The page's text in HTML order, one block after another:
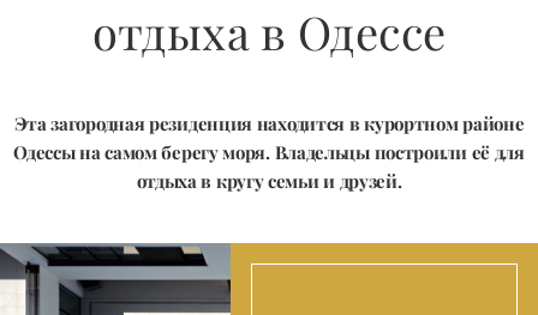
отдыха в Одессе
Эта загородная резиденция находится в курортном районе
Одессы на самом берегу моря. Владельцы построили её для
отдыха в кругу семьи и друзей.